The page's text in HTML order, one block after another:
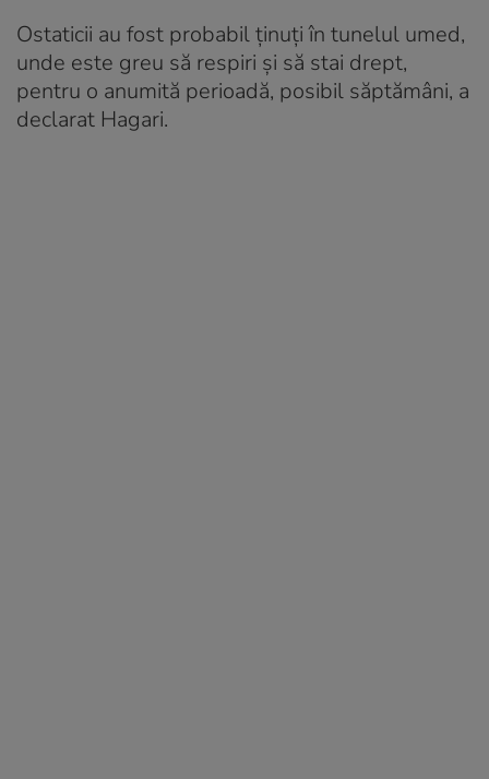
Ostaticii au fost probabil ţinuţi în tunelul umed,
unde este greu să respiri şi să stai drept,
pentru o anumită perioadă, posibil săptămâni, a
declarat Hagari.